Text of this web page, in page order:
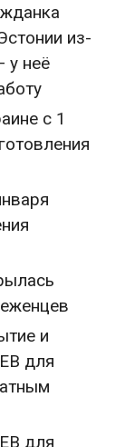
из-
у неё
с 1
и
для
для